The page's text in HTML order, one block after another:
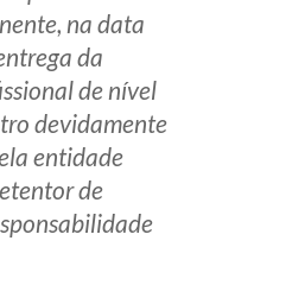
na data
da
de nível
devidamente
entidade
de